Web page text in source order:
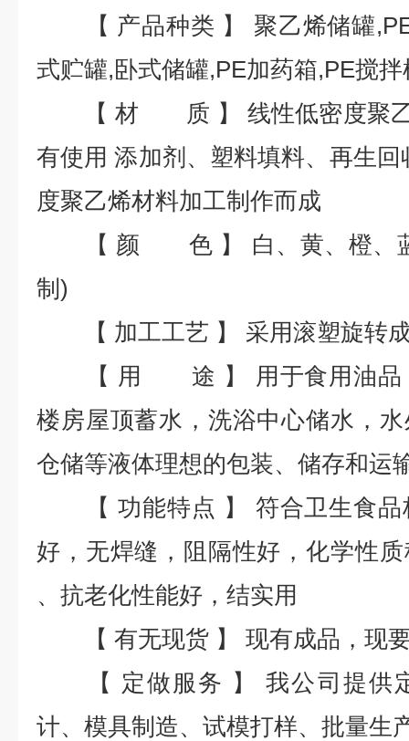
【 产品种类 】 聚乙烯储罐
式贮罐,卧式储罐,PE加药箱,PE搅
【 材 质 】 线性低密度聚乙
有使用 添加剂、塑料填料、再生
度聚乙烯材料加工制作而成
【 颜 色 】 白、黄、橙、
制)
【 加工工艺 】 采用滚塑旋转
【 用 途 】 用于食用油品，
楼房屋顶蓄水，洗浴中心储水，
仓储等液体理想的包装、储存和运
【 功能特点 】 符合卫生食品
好，无焊缝，阻隔性好，化学性
、抗老化性能好，结实用
【 有无现货 】 现有成品，现
【 定做服务 】 我公司提供
计、模具制造、试模打样、批量生